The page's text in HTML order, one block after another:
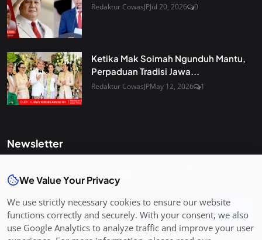
Redaktur CowasJPJul 20, 2026 0
Ketika Mak Soimah Ngunduh Mantu,
Perpaduan Tradisi Jawa...
Redaktur CowasJPMay 12, 2026 1
Newsletter
inbox. Sign up for our newsletter.
Join
We Value Your Privacy
We use strictly necessary cookies to ensure our website
functions correctly and securely. With your consent, we also
use Google Analytics to analyze traffic and improve your user